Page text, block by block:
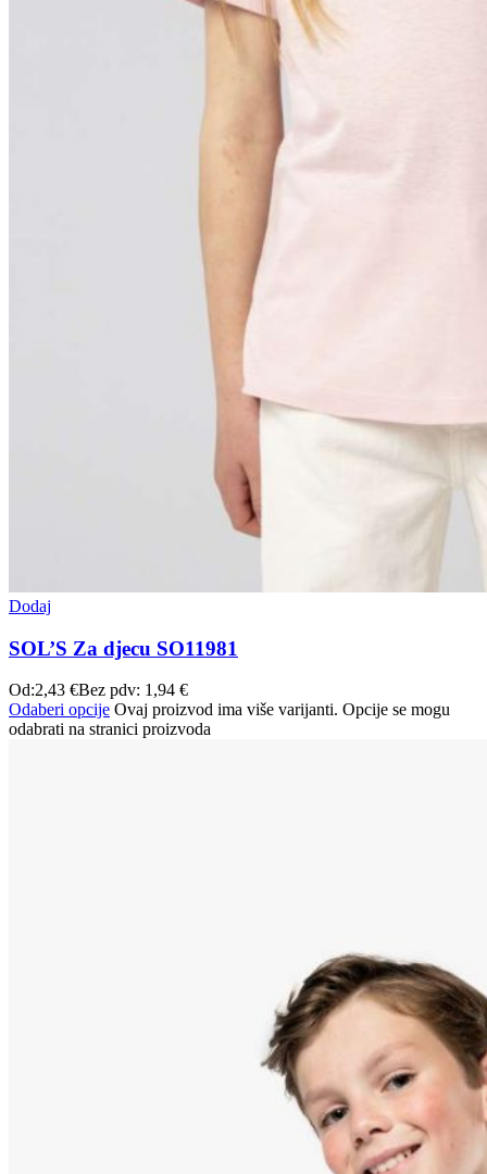
Dodaj
SOL’S Za djecu SO11981
Od:2,43 €Bez pdv: 1,94 €
Odaberi opcije Ovaj proizvod ima više varijanti. Opcije se mogu
odabrati na stranici proizvoda